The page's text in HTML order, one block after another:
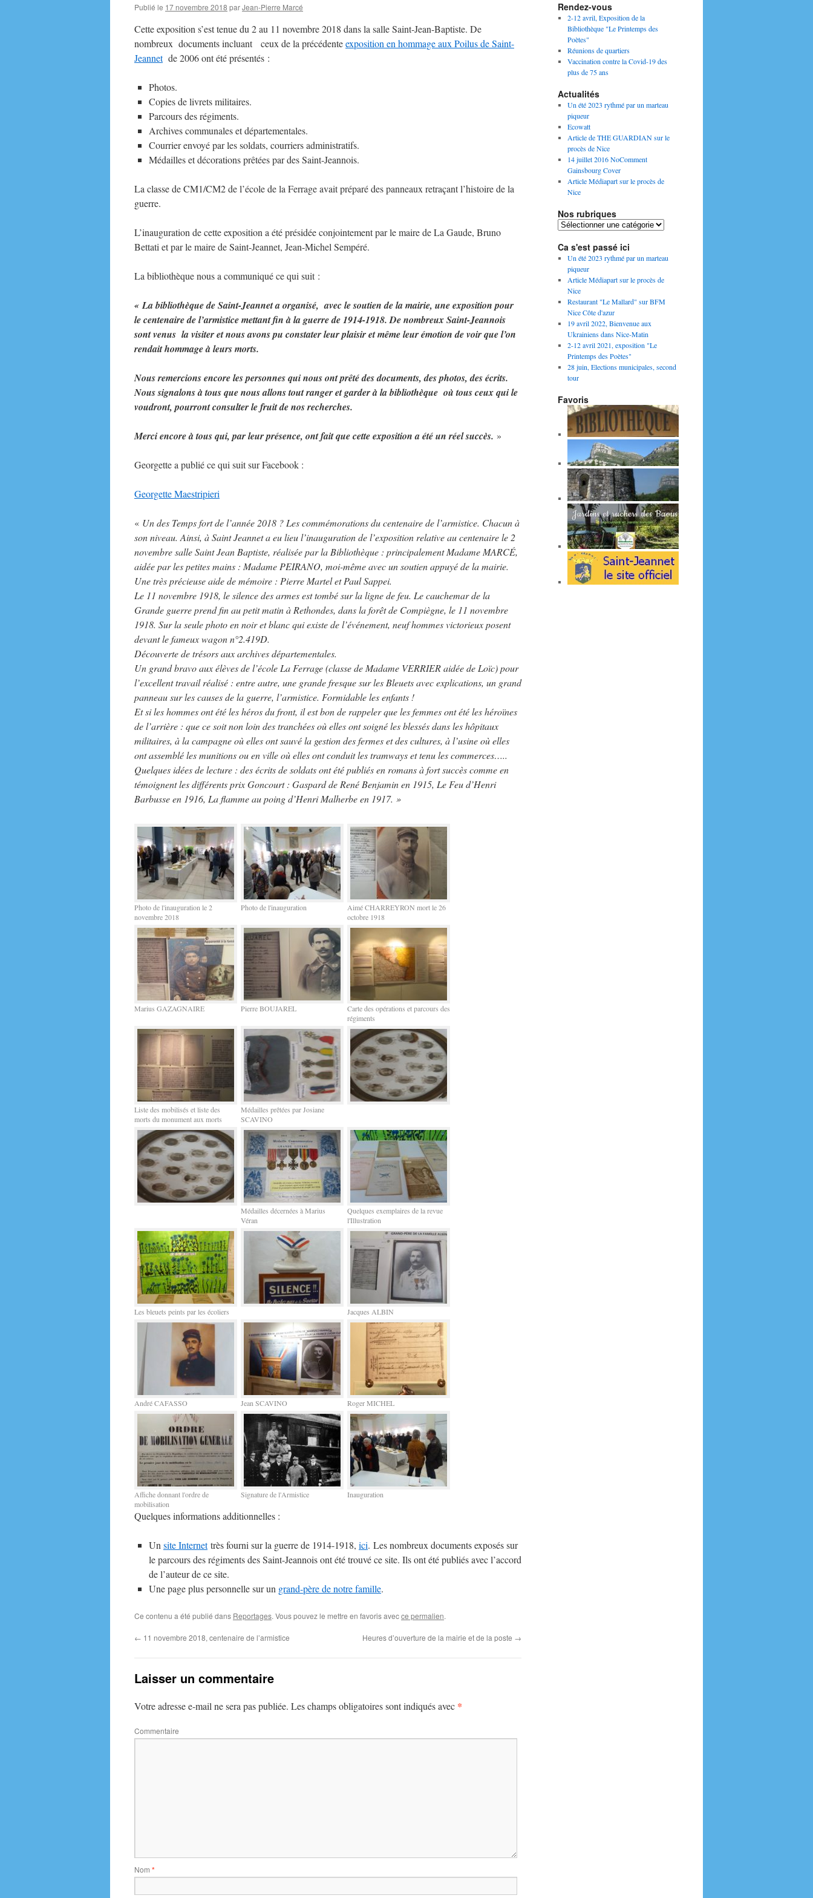
Publié le 17 novembre 2018 parJean-Pierre Marcé
Cette exposition s’est tenue du 2 au 11 novembre 2018 dans la salle Saint-Jean-Baptiste. De
nombreux documents incluant ceux de la précédenteexposition en hommage aux Poilus de Saint-
Jeannetde 2006 ont été présentés :
Photos.
Copies de livrets militaires.
Parcours des régiments.
Archives communales et départementales.
Courrier envoyé par les soldats, courriers administratifs.
Médailles et décorations prêtées par des Saint-Jeannois.
La classe de CM1/CM2 de l’école de la Ferrage avait préparé des panneaux retraçant l’histoire de la
guerre.
L’inauguration de cette exposition a été présidée conjointement par le maire de La Gaude, Bruno
Bettati et par le maire de Saint-Jeannet, Jean-Michel Sempéré.
La bibliothèque nous a communiqué ce qui suit :
« La bibliothèque de Saint-Jeannet a organisé, avec le soutien de la mairie, une exposition pour
le centenaire de l’armistice mettant fin à la guerre de 1914-1918. De nombreux Saint-Jeannois
sont venus la visiter et nous avons pu constater leur plaisir et même leur émotion de voir que l’on
rendait hommage à leurs morts.
Nous remercions encore les personnes qui nous ont prêté des documents, des photos, des écrits.
Nous signalons à tous que nous allons tout ranger et garder à la bibliothèque où tous ceux qui le
voudront, pourront consulter le fruit de nos recherches.
Merci encore à tous qui, par leur présence, ont fait que cette exposition a été un réel succès. »
Georgette a publié ce qui suit sur Facebook :
Georgette Maestripieri
« Un des Temps fort de l’année 2018 ? Les commémorations du centenaire de l’armistice. Chacun à
son niveau. Ainsi, à Saint Jeannet a eu lieu l’inauguration de l’exposition relative au centenaire le 2
novembre salle Saint Jean Baptiste, réalisée par la Bibliothèque : principalement Madame MARCÉ,
aidée par les petites mains : Madame PEIRANO, moi-même avec un soutien appuyé de la mairie.
Une très précieuse aide de mémoire : Pierre Martel et Paul Sappei.
Le 11 novembre 1918, le silence des armes est tombé sur la ligne de feu. Le cauchemar de la
Grande guerre prend fin au petit matin à Rethondes, dans la forêt de Compiègne, le 11 novembre
1918. Sur la seule photo en noir et blanc qui existe de l’événement, neuf hommes victorieux posent
devant le fameux wagon n°2.419D.
Découverte de trésors aux archives départementales.
Un grand bravo aux élèves de l’école La Ferrage (classe de Madame VERRIER aidée de Loïc) pour
l’excellent travail réalisé : entre autre, une grande fresque sur les Bleuets avec explications, un grand
panneau sur les causes de la guerre, l’armistice. Formidable les enfants !
Et si les hommes ont été les héros du front, il est bon de rappeler que les femmes ont été les héroïnes
de l’arrière : que ce soit non loin des tranchées où elles ont soigné les blessés dans les hôpitaux
militaires, à la campagne où elles ont sauvé la gestion des fermes et des cultures, à l’usine où elles
ont assemblé les munitions ou en ville où elles ont conduit les tramways et tenu les commerces…..
Quelques idées de lecture : des écrits de soldats ont été publiés en romans à fort succès comme en
témoignent les différents prix Goncourt : Gaspard de René Benjamin en 1915, Le Feu d’Henri
Barbusse en 1916, La flamme au poing d’Henri Malherbe en 1917. »
Photo de l'inauguration le 2
novembre 2018
Photo de l'inauguration
Aimé CHARREYRON mort le 26
octobre 1918
Marius GAZAGNAIRE Pierre BOUJAREL
Carte des opérations et parcours des
régiments
Liste des mobilisés et liste des
morts du monument aux morts
Médailles prêtées par Josiane
SCAVINO
Médailles décernées à Marius
Véran
Quelques exemplaires de la revue
l'Illustration
Les bleuets peints par les écoliers Jacques ALBIN
André CAFASSO Jean SCAVINO Roger MICHEL
Affiche donnant l'ordre de
mobilisation
Signature de l'Armistice Inauguration
Quelques informations additionnelles :
Un site Internettrès fourni sur la guerre de 1914-1918, ici. Les nombreux documents exposés sur
le parcours des régiments des Saint-Jeannois ont été trouvé ce site. Ils ont été publiés avec l’accord
de l’auteur de ce site.
Une page plus personnelle sur un grand-père de notre famille.
Ce contenu a été publié dans Reportages. Vous pouvez le mettre en favoris avecce permalien.
← 11 novembre 2018, centenaire de l’armistice Heures d’ouverture de la mairie et de la poste →
Laisser un commentaire
Votre adresse e-mail ne sera pas publiée. Les champs obligatoires sont indiqués avec *
Commentaire
Nom *
Rendez-vous
2-12 avril, Exposition de la
Bibliothèque "Le Printemps des
Poètes"
Réunions de quartiers
Vaccination contre la Covid-19 des
plus de 75 ans
Actualités
Un été 2023 rythmé par un marteau
piqueur
Ecowatt
Article de THE GUARDIAN sur le
procès de Nice
14 juillet 2016 NoComment
Gainsbourg Cover
Article Médiapart sur le procès de
Nice
Nos rubriques
Nos
Ca s'est passé ici
Un été 2023 rythmé par un marteau
piqueur
Article Médiapart sur le procès de
Nice
Restaurant "Le Mallard" sur BFM
Nice Côte d'azur
19 avril 2022, Bienvenue aux
Ukrainiens dans Nice-Matin
2-12 avril 2021, exposition "Le
Printemps des Poètes"
28 juin, Elections municipales, second
tour
Favoris